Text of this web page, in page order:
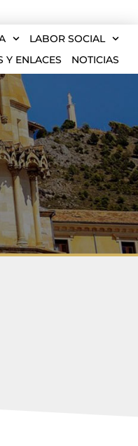
LABOR SOCIAL
Y ENLACES
NOTICIAS